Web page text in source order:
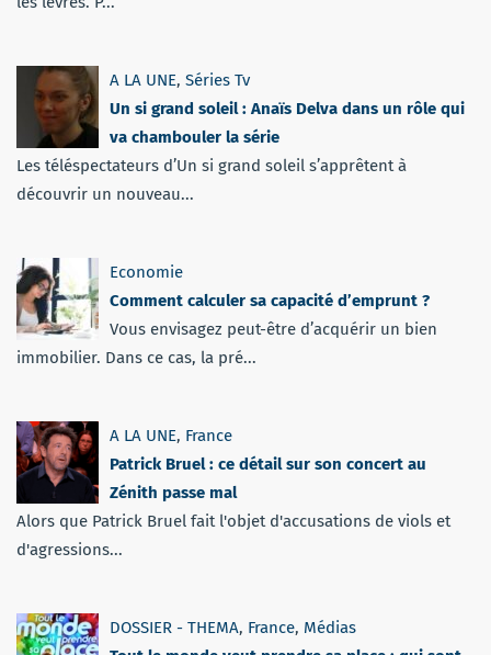
A LA UNE, Séries Tv
Un si grand soleil : Anaïs Delva dans un rôle qui
va chambouler la série
Les téléspectateurs d’Un si grand soleil s’apprêtent à
découvrir un nouveau...
Economie
Comment calculer sa capacité d’emprunt ?
Vous envisagez peut-être d’acquérir un bien
immobilier. Dans ce cas, la pré...
A LA UNE, France
Patrick Bruel : ce détail sur son concert au
Zénith passe mal
Alors que Patrick Bruel fait l'objet d'accusations de viols et
d'agressions...
DOSSIER - THEMA, France, Médias